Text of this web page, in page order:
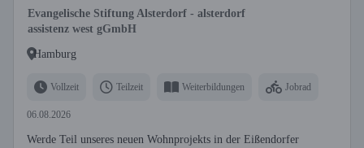
Evangelische Stiftung Alsterdorf - alsterdorf
assistenz west gGmbH
Hamburg
Vollzeit Teilzeit Weiterbildungen Jobrad
06.08.2026
Werde Teil unseres neuen Wohnprojekts in der Eißendorfer